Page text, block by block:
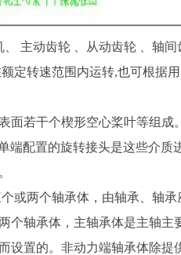
主动齿轮 、从动齿轮 、轴间
定转速范围内运转,也可根据
若干个楔形空心桨叶等组成
端配置的旋转接头是这些介质
或两个轴承体，由轴承、轴承
个轴承体，主轴承体是主轴主
设置的。非动力端轴承体除提